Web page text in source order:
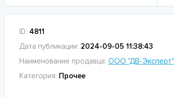
ID: 4811
Дата публикации: 2024-09-05 11:38:43
Наименование продавца: ООО "ДВ-Эксперт"
Категория: Прочее